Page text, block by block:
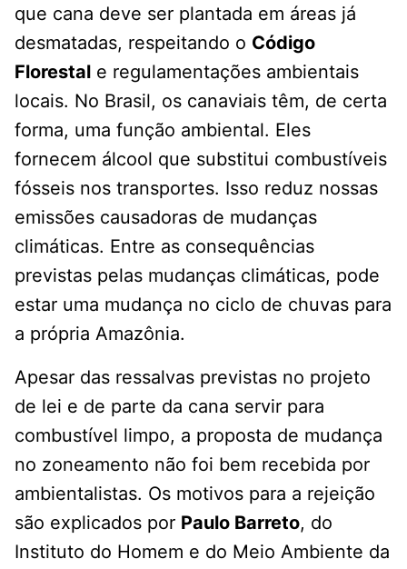
que cana deve ser plantada em áreas já
desmatadas, respeitando o Código
Florestal e regulamentações ambientais
locais. No Brasil, os canaviais têm, de certa
forma, uma função ambiental. Eles
fornecem álcool que substitui combustíveis
fósseis nos transportes. Isso reduz nossas
emissões causadoras de mudanças
climáticas. Entre as consequências
previstas pelas mudanças climáticas, pode
estar uma mudança no ciclo de chuvas para
a própria Amazônia.
Apesar das ressalvas previstas no projeto
de lei e de parte da cana servir para
combustível limpo, a proposta de mudança
no zoneamento não foi bem recebida por
ambientalistas. Os motivos para a rejeição
são explicados por Paulo Barreto, do
Instituto do Homem e do Meio Ambiente da